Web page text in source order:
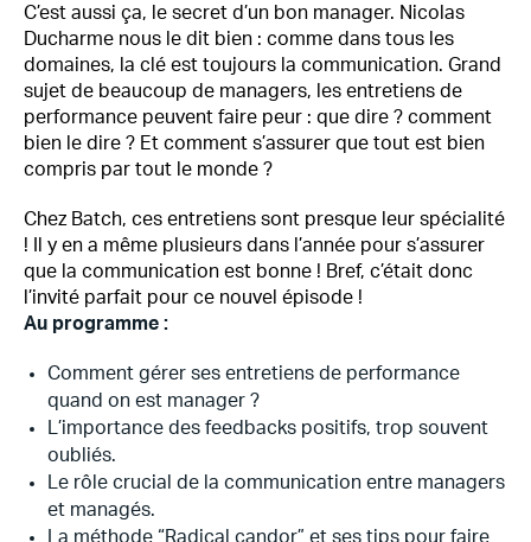
C’est aussi ça, le secret d’un bon manager. Nicolas
Ducharme nous le dit bien : comme dans tous les
domaines, la clé est toujours la communication. Grand
sujet de beaucoup de managers, les entretiens de
performance peuvent faire peur : que dire ? comment
bien le dire ? Et comment s’assurer que tout est bien
compris par tout le monde ?
Chez Batch, ces entretiens sont presque leur spécialité
! Il y en a même plusieurs dans l’année pour s’assurer
que la communication est bonne ! Bref, c’était donc
l’invité parfait pour ce nouvel épisode !
Au programme :
Comment gérer ses entretiens de performance
quand on est manager ?
L’importance des feedbacks positifs, trop souvent
oubliés.
Le rôle crucial de la communication entre managers
et managés.
La méthode “Radical candor” et ses tips pour faire